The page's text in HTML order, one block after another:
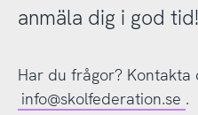
anmäla dig i god tid!
Har du frågor? Kontakta
info@skolfederation.se .